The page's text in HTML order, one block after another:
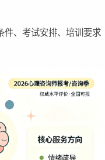
件、考试安排、培训要求